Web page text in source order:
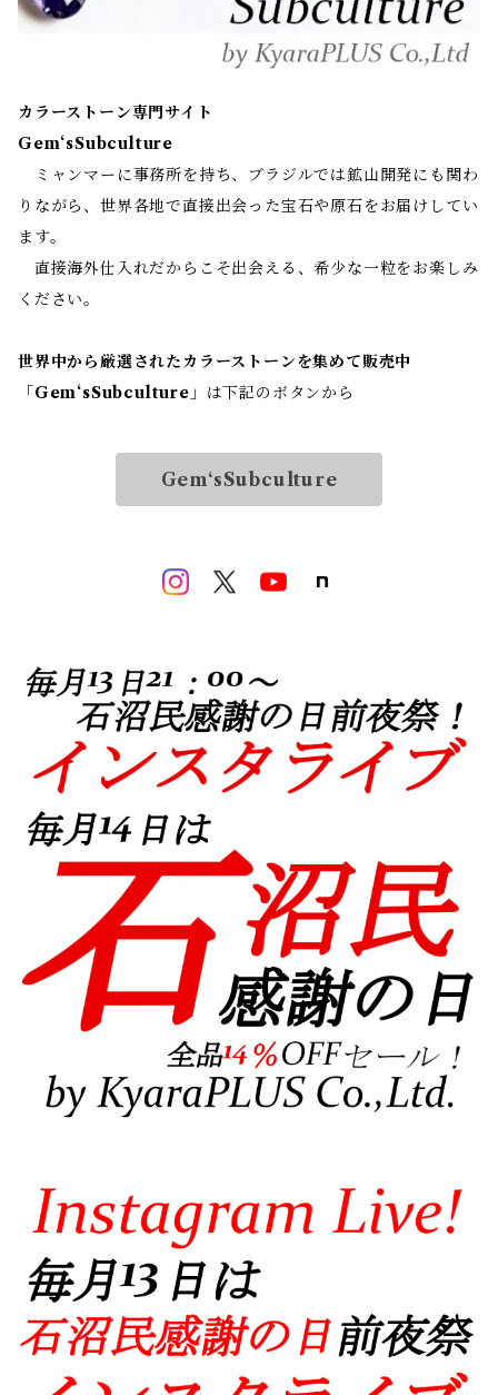
カラーストーン専門サイト
Gem‘sSubculture
ミャンマーに事務所を持ち、ブラジルでは鉱山開発にも関わ
りながら、世界各地で直接出会った宝石や原石をお届けしてい
ます。
直接海外仕入れだからこそ出会える、希少な一粒をお楽しみ
ください。
世界中から厳選されたカラーストーンを集めて販売中
「 Gem‘sSubculture 」は下記のボタンから
Gem‘sSubculture